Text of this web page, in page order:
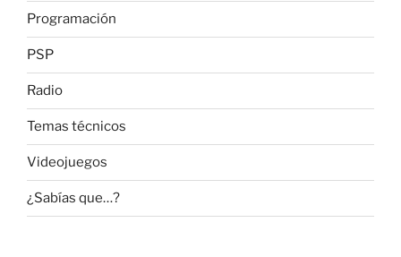
Programación
PSP
Radio
Temas técnicos
Videojuegos
¿Sabías que…?